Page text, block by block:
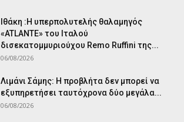
Ιθάκη :Η υπερπολυτελής θαλαμηγός
«ATLANTE» του Ιταλού
δισεκατομμυριούχου Remo Ruffini της...
06/08/2026
Λιμάνι Σάμης: Η προβλήτα δεν μπορεί να
εξυπηρετήσει ταυτόχρονα δύο μεγάλα...
06/08/2026